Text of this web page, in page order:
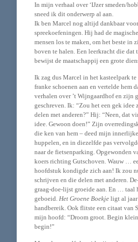
In mijn verhaal over ‘IJzer smeden/
sneed ik dit onderwerp al aan.
Ik ben Marcel nog altijd dankbaar
spreekoefeningen. Hij had de
mensen los te maken, om het beste in
boven te halen. Een leerkracht die dat
bewijst de maatschappij een grote
Ik zag dus Marcel in het kasteelpark
franke schoenen aan en vertelde hem
verhalen over ’t Wijngaardhof en zijn
geschreven. Ik: “Zou het een gek idee
delen met anderen?” Hij: “Neen, dat
idee. Gewoon doen!” Zijn
die ken van hem – deed mijn
huppelen, en in diezelfde pas
naar de fietsenparking. Opgewonden
koers richting Gutschoven. Wauw …
hoofdstuk kondigde zich aan! Ik zou
schrijven en die delen met anderen.
graag-doe-lijst groeide aan. En … taal
geboeid. Het Groene Boekjeligt al jaar
handbereik. Ook flitste een citaat van
mijn hoofd: “Droom groot. Begin
begin!”